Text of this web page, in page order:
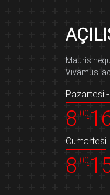
Mauris
Vivamus
Pazartesi
8 00-
Cumartesi
8 00-